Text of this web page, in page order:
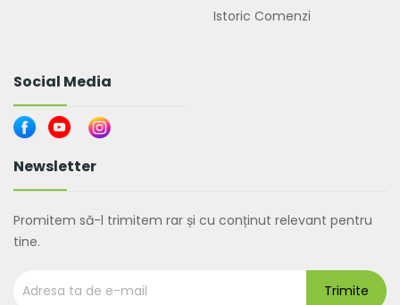
Istoric Comenzi
Social Media
Newsletter
Promitem să-l trimitem rar și cu conținut relevant pentru
tine.